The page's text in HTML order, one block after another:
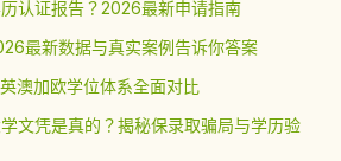
认证报告？2026最新申请指南
最新数据与真实案例告诉你答案
澳加欧学位体系全面对比
文凭是真的？揭秘保录取骗局与学历验